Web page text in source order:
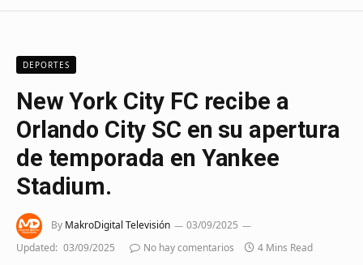
DEPORTES
New York City FC recibe a
Orlando City SC en su apertura
de temporada en Yankee
Stadium.
By MakroDigital Televisión
03/09/2025
Updated: 03/09/2025 No hay comentarios 4 Mins Read